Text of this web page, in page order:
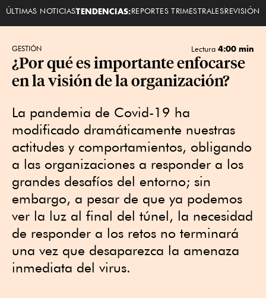
ÚLTIMAS NOTICIASTENDENCIAS:REPORTES TRIMESTRALESREVISIÓN
GESTIÓN Lectura 4:00 min
¿Por qué es importante enfocarse
en la visión de la organización?
La pandemia de Covid-19 ha
modificado dramáticamente nuestras
actitudes y comportamientos, obligando
a las organizaciones a responder a los
grandes desafíos del entorno; sin
embargo, a pesar de que ya podemos
ver la luz al final del túnel, la necesidad
de responder a los retos no terminará
una vez que desaparezca la amenaza
inmediata del virus.